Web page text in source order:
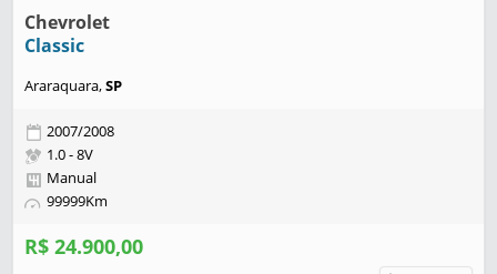
Chevrolet
Classic
Araraquara,SP
2007/2008
1.0 - 8V
Manual
99999Km
R$ 24.900,00